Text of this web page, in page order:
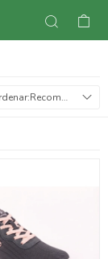
Recomendados